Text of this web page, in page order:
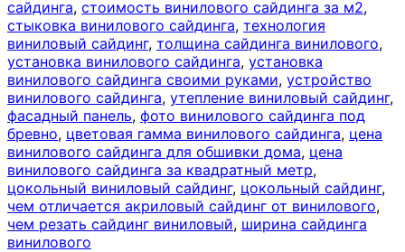
сайдинга, стоимость винилового сайдинга за м2,
стыковка винилового сайдинга, технология
виниловый сайдинг, толщина сайдинга винилового,
установка винилового сайдинга, установка
винилового сайдинга своими руками, устройство
винилового сайдинга, утепление виниловый сайдинг,
фасадный панель, фото винилового сайдинга под
бревно, цветовая гамма винилового сайдинга, цена
винилового сайдинга для обшивки дома, цена
винилового сайдинга за квадратный метр,
цокольный виниловый сайдинг, цокольный сайдинг,
чем отличается акриловый сайдинг от винилового,
чем резать сайдинг виниловый, ширина сайдинга
винилового